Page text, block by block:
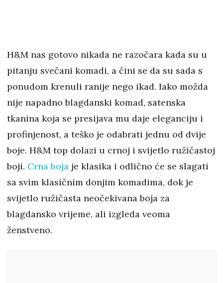
H&M nas gotovo nikada ne razočara kada su u
pitanju svečani komadi, a čini se da su sada s
ponudom krenuli ranije nego ikad. Iako možda
nije napadno blagdanski komad, satenska
tkanina koja se presijava mu daje eleganciju i
profinjenost, a teško je odabrati jednu od dvije
boje. H&M top dolazi u crnoj i svijetlo ružičastoj
boji. Crna boja je klasika i odlično će se slagati
sa svim klasičnim donjim komadima, dok je
svijetlo ružičasta neočekivana boja za
blagdansko vrijeme, ali izgleda veoma
ženstveno.